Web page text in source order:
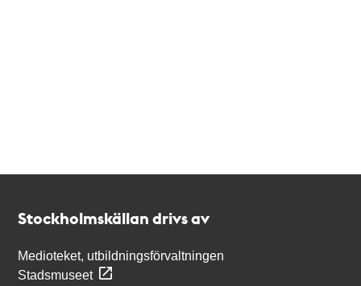
Stockholmskällan drivs av
Medioteket, utbildningsförvaltningen
Stadsmuseet